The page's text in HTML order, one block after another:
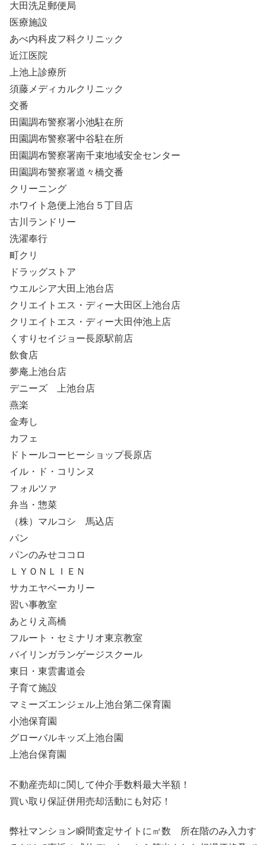
大田洗足郵便局
医療施設
あべ内科皮フ科クリニック
近江医院
上池上診療所
須藤メディカルクリニック
交番
田園調布警察署小池駐在所
田園調布警察署中谷駐在所
田園調布警察署南千束地域安全センター
田園調布警察署道々橋交番
クリーニング
ホワイト急便上池台５丁目店
古川ランドリー
洗濯奉行
町クリ
ドラッグストア
ウエルシア大田上池台店
クリエイトエス・ディー大田区上池台店
クリエイトエス・ディー大田仲池上店
くすりセイジョー長原駅前店
飲食店
夢庵上池台店
デニーズ 上池台店
燕楽
金寿し
カフェ
ドトールコーヒーショップ長原店
イル・ド・コリンヌ
フォルツァ
弁当・惣菜
（株）マルコシ 馬込店
パン
パンのみせココロ
ＬＹＯＮＬＩＥＮ
サカエヤベーカリー
習い事教室
あとりえ高橋
フルート・セミナリオ東京教室
バイリンガランゲージスクール
東日・東雲書道会
子育て施設
マミーズエンジェル上池台第二保育園
小池保育園
グローバルキッズ上池台園
上池台保育園
不動産売却に関して仲介手数料最大半額！
買い取り保証併用売却活動にも対応！
弊社マンション瞬間査定サイトに㎡数 所在階のみ入力す